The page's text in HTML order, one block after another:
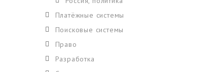
Платёжные системы
Поисковые системы
Право
Разработка